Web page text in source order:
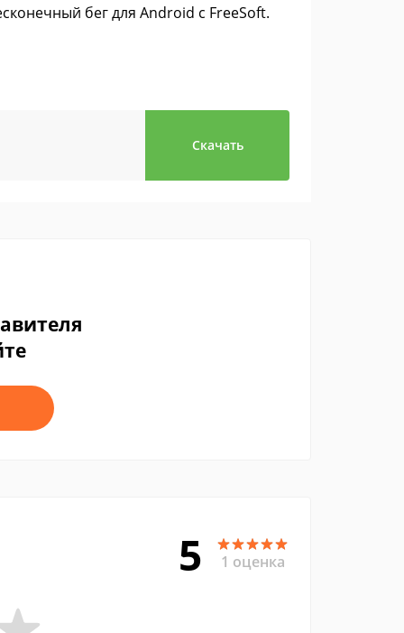
бег для Android с FreeSoft.
Скачать
5 1 оценка